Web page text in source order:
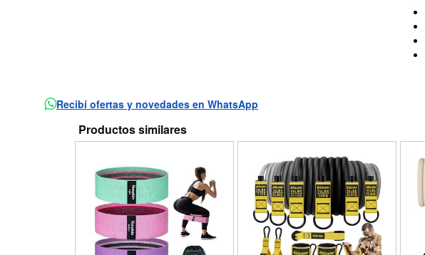
Recibí ofertas y novedades en WhatsApp
Productos similares